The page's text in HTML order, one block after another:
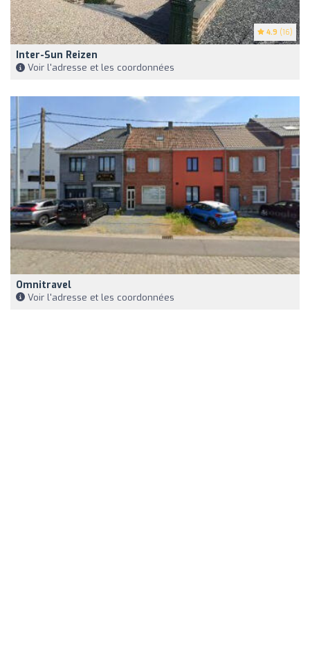
4.9 (16)
Inter-Sun Reizen
Voir l'adresse et les coordonnées
Omnitravel
Voir l'adresse et les coordonnées